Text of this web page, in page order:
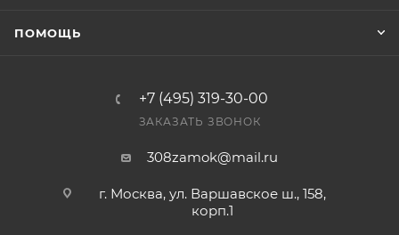
ПОМОЩЬ
+7 (495) 319-30-00
ЗАКАЗАТЬ ЗВОНОК
308zamok@mail.ru
г. Москва, ул. Варшавское ш., 158,
корп.1